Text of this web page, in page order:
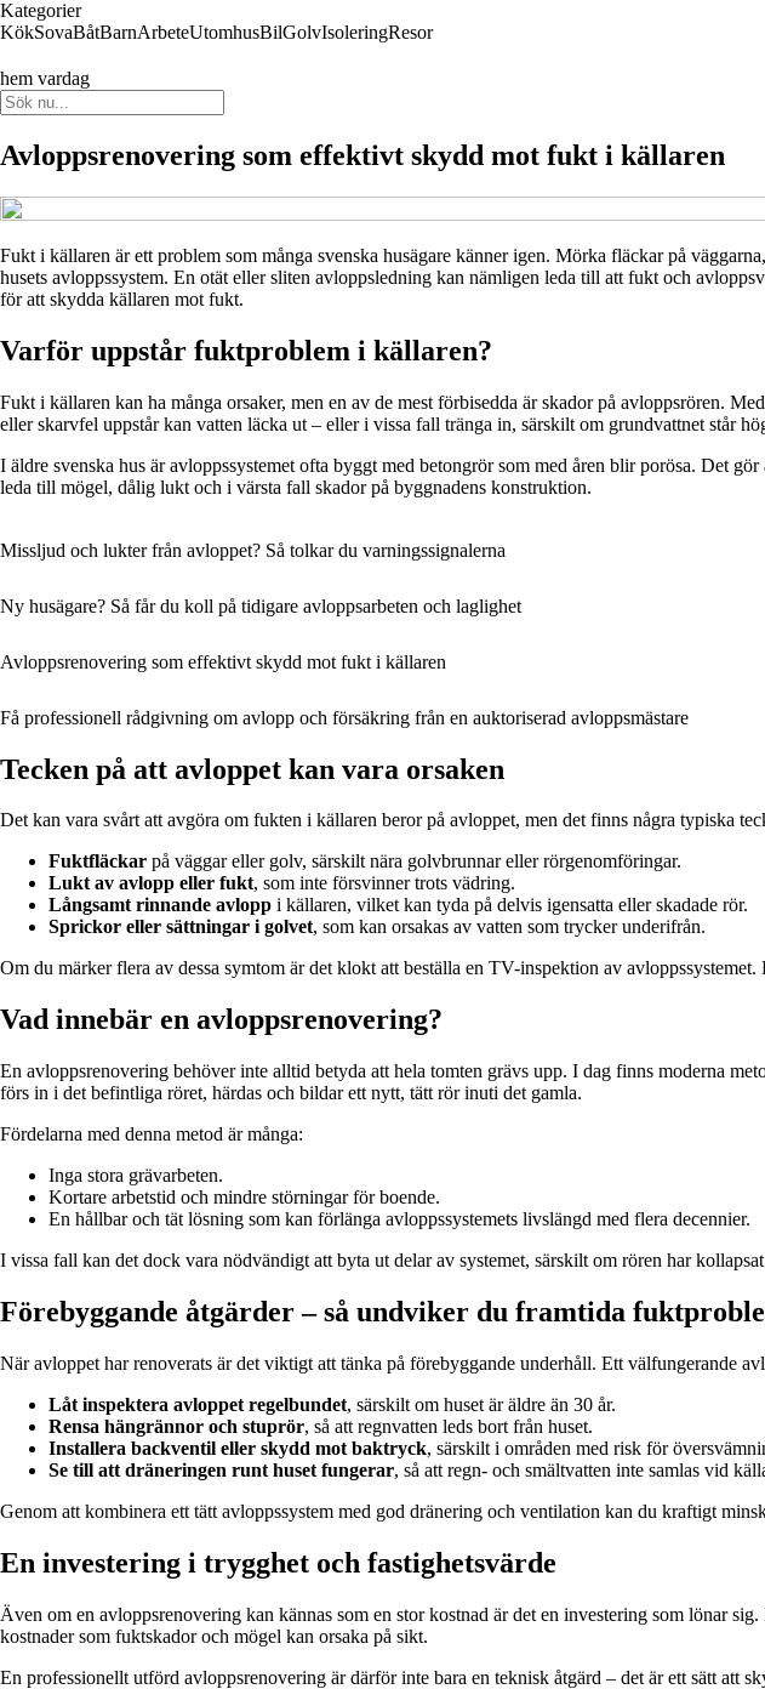
Kategorier
KökSovaBåtBarnArbeteUtomhusBilGolvIsoleringResor
hem vardag
Avloppsrenovering som effektivt skydd mot fukt i källaren
Fukt i källaren är ett problem som många svenska husägare känner igen. Mörka fläckar på
husets avloppssystem. En otät eller sliten avloppsledning kan nämligen leda till att fukt och
för att skydda källaren mot fukt.
Varför uppstår fuktproblem i källaren?
Fukt i källaren kan ha många orsaker, men en av de mest förbisedda är skador på avloppsrören.
eller skarvfel uppstår kan vatten läcka ut – eller i vissa fall tränga in, särskilt om grundvattnet står
I äldre svenska hus är avloppssystemet ofta byggt med betongrör som med åren blir porösa. Det
leda till mögel, dålig lukt och i värsta fall skador på byggnadens konstruktion.
Missljud och lukter från avloppet? Så tolkar du varningssignalerna
Ny husägare? Så får du koll på tidigare avloppsarbeten och laglighet
Avloppsrenovering som effektivt skydd mot fukt i källaren
Få professionell rådgivning om avlopp och försäkring från en auktoriserad avloppsmästare
Tecken på att avloppet kan vara orsaken
Det kan vara svårt att avgöra om fukten i källaren beror på avloppet, men det finns några typiska
Fuktfläckar på väggar eller golv, särskilt nära golvbrunnar eller rörgenomföringar.
Lukt av avlopp eller fukt, som inte försvinner trots vädring.
Långsamt rinnande avlopp i källaren, vilket kan tyda på delvis igensatta eller skadade rör.
Sprickor eller sättningar i golvet, som kan orsakas av vatten som trycker underifrån.
Om du märker flera av dessa symtom är det klokt att beställa en TV-inspektion av
Vad innebär en avloppsrenovering?
En avloppsrenovering behöver inte alltid betyda att hela tomten grävs upp. I dag finns moderna
förs in i det befintliga röret, härdas och bildar ett nytt, tätt rör inuti det gamla.
Fördelarna med denna metod är många:
Inga stora grävarbeten.
Kortare arbetstid och mindre störningar för boende.
En hållbar och tät lösning som kan förlänga avloppssystemets livslängd med flera decennier.
I vissa fall kan det dock vara nödvändigt att byta ut delar av systemet, särskilt om rören har
Förebyggande åtgärder – så undviker du framtida
När avloppet har renoverats är det viktigt att tänka på förebyggande underhåll. Ett välfungerande
Låt inspektera avloppet regelbundet, särskilt om huset är äldre än 30 år.
Rensa hängrännor och stuprör, så att regnvatten leds bort från huset.
Installera backventil eller skydd mot baktryck, särskilt i områden med risk för
Se till att dräneringen runt huset fungerar, så att regn- och smältvatten inte samlas vid
Genom att kombinera ett tätt avloppssystem med god dränering och ventilation kan du kraftigt
En investering i trygghet och fastighetsvärde
Även om en avloppsrenovering kan kännas som en stor kostnad är det en investering som lönar
kostnader som fuktskador och mögel kan orsaka på sikt.
En professionellt utförd avloppsrenovering är därför inte bara en teknisk åtgärd – det är ett sätt att